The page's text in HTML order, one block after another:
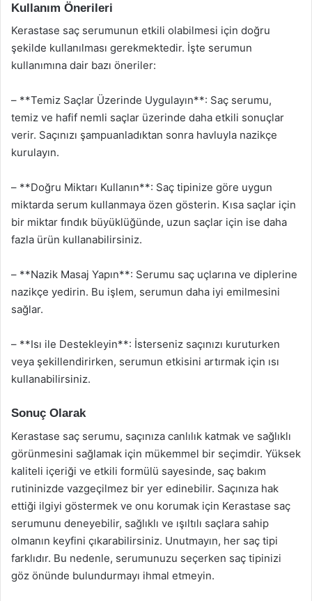
Kullanım Önerileri
Kerastase saç serumunun etkili olabilmesi için doğru
şekilde kullanılması gerekmektedir. İşte serumun
kullanımına dair bazı öneriler:
– **Temiz Saçlar Üzerinde Uygulayın**: Saç serumu,
temiz ve hafif nemli saçlar üzerinde daha etkili sonuçlar
verir. Saçınızı şampuanladıktan sonra havluyla nazikçe
kurulayın.
– **Doğru Miktarı Kullanın**: Saç tipinize göre uygun
miktarda serum kullanmaya özen gösterin. Kısa saçlar için
bir miktar fındık büyüklüğünde, uzun saçlar için ise daha
fazla ürün kullanabilirsiniz.
– **Nazik Masaj Yapın**: Serumu saç uçlarına ve diplerine
nazikçe yedirin. Bu işlem, serumun daha iyi emilmesini
sağlar.
– **Isı ile Destekleyin**: İsterseniz saçınızı kuruturken
veya şekillendirirken, serumun etkisini artırmak için ısı
kullanabilirsiniz.
Sonuç Olarak
Kerastase saç serumu, saçınıza canlılık katmak ve sağlıklı
görünmesini sağlamak için mükemmel bir seçimdir. Yüksek
kaliteli içeriği ve etkili formülü sayesinde, saç bakım
rutininizde vazgeçilmez bir yer edinebilir. Saçınıza hak
ettiği ilgiyi göstermek ve onu korumak için Kerastase saç
serumunu deneyebilir, sağlıklı ve ışıltılı saçlara sahip
olmanın keyfini çıkarabilirsiniz. Unutmayın, her saç tipi
farklıdır. Bu nedenle, serumunuzu seçerken saç tipinizi
göz önünde bulundurmayı ihmal etmeyin.